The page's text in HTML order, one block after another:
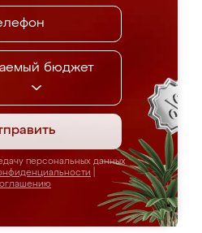
бюджет
персональных данных